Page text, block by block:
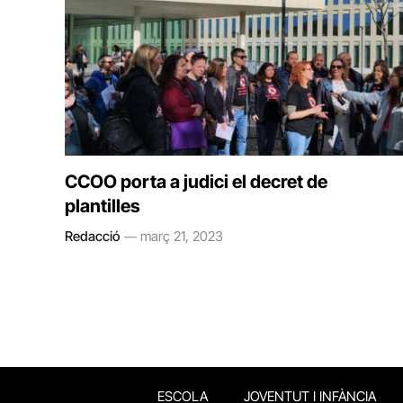
CCOO porta a judici el decret de
plantilles
Redacció març 21, 2023
ESCOLA JOVENTUT I INFÀNCIA